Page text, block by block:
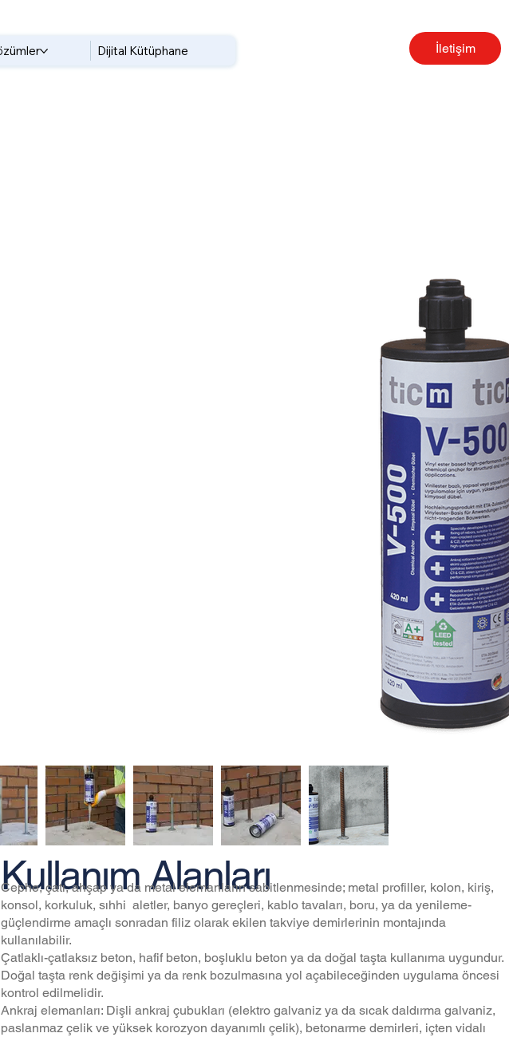
Dijital Kütüphane İletişim
Kullanım Alanları
Cephe, çatı, ahşap ya da metal elemanların sabitlenmesinde; metal profiller, kolon, kiriş,
konsol, korkuluk, sıhhi aletler, banyo gereçleri, kablo tavaları, boru, ya da yenileme-
güçlendirme amaçlı sonradan filiz olarak ekilen takviye demirlerinin montajında
kullanılabilir.
Çatlaklı-çatlaksız beton, hafif beton, boşluklu beton ya da doğal taşta kullanıma uygundur.
Doğal taşta renk değişimi ya da renk bozulmasına yol açabileceğinden uygulama öncesi
kontrol edilmelidir.
Ankraj elemanları: Dişli ankraj çubukları (elektro galvaniz ya da sıcak daldırma galvaniz,
paslanmaz çelik ve yüksek korozyon dayanımlı çelik), betonarme demirleri, içten vidalı